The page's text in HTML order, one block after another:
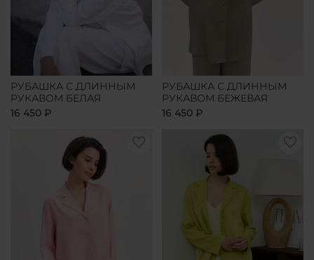
РУБАШКА С ДЛИННЫМ
РУКАВОМ БЕЛАЯ
16 450 ₽
РУБАШКА С ДЛИННЫМ
РУКАВОМ БЕЖЕВАЯ
16 450 ₽